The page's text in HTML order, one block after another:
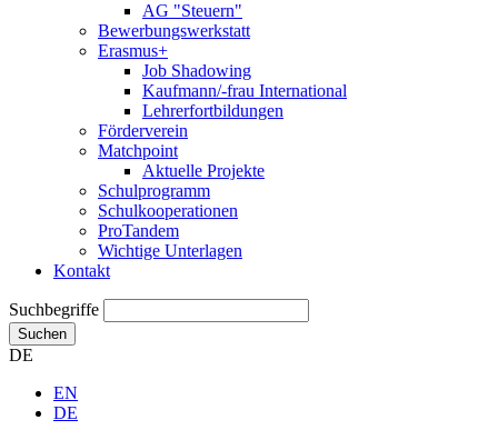
AG "Steuern"
Bewerbungswerkstatt
Erasmus+
Job Shadowing
Kaufmann/-frau International
Lehrerfortbildungen
Förderverein
Matchpoint
Aktuelle Projekte
Schulprogramm
Schulkooperationen
ProTandem
Wichtige Unterlagen
Kontakt
Suchbegriffe
Suchen
DE
EN
DE